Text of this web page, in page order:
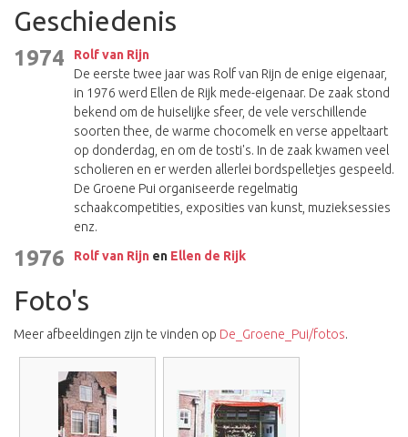
Geschiedenis
1974
Rolf van Rijn
De eerste twee jaar was Rolf van Rijn de enige eigenaar,
in 1976 werd Ellen de Rijk mede-eigenaar. De zaak stond
bekend om de huiselijke sfeer, de vele verschillende
soorten thee, de warme chocomelk en verse appeltaart
op donderdag, en om de tosti's. In de zaak kwamen veel
scholieren en er werden allerlei bordspelletjes gespeeld.
De Groene Pui organiseerde regelmatig
schaakcompetities, exposities van kunst, muzieksessies
enz.
1976 Rolf van Rijn en Ellen de Rijk
Foto's
Meer afbeeldingen zijn te vinden op De_Groene_Pui/fotos.